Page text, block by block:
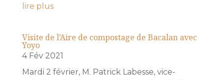
lire plus
Visite de l’Aire de compostage de Bacalan avec
Yoyo
4 Fév 2021
Mardi 2 février, M. Patrick Labesse, vice-